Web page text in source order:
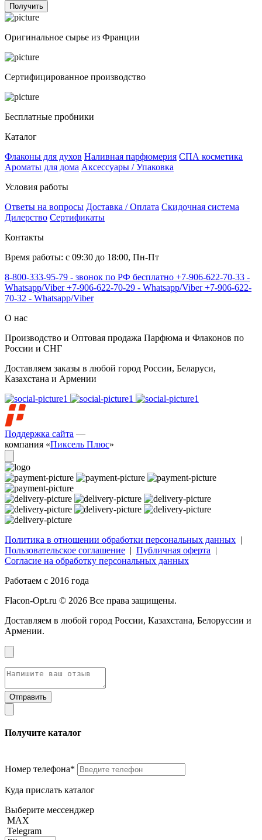
Получить
Оригинальное сырье из Франции
Сертифицированное производство
Бесплатные пробники
Каталог
Флаконы для духов Наливная парфюмерия СПА косметика
Ароматы для дома Аксессуары / Упаковка
Условия работы
Ответы на вопросы Доставка / Оплата Скидочная система
Дилерство Сертификаты
Контакты
Время работы: с 09:30 до 18:00, Пн-Пт
8-800-333-95-79 - звонок по РФ бесплатно +7-906-622-70-33 -
Whatsapp/Viber+7-906-622-70-29 - Whatsapp/Viber+7-906-622-
70-32 - Whatsapp/Viber
О нас
Производство и Оптовая продажа Парфюма и Флаконов по
России и СНГ
Доставляем заказы в любой город России, Беларуси,
Казахстана и Армении
Поддержка сайта —
компания «Пиксель Плюс»
Политика в отношении обработки персональных данных |
Пользовательское соглашение | Публичная оферта |
Согласие на обработку персональных данных
Работаем с 2016 года
Flacon-Opt.ru © 2026 Все права защищены.
Доставляем в любой город России, Казахстана, Белоруссии и
Армении.
Получите каталог
Номер телефона*
Куда прислать каталог
Выберите мессенджер
MAX
Telegram